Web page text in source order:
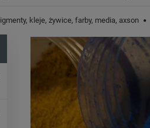
kleje, żywice, farby, media, axson